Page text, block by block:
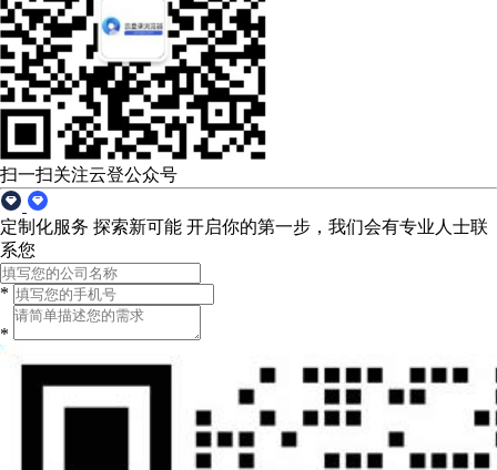
扫一扫关注云登公众号
定制化服务 探索新可能 开启你的第一步，我们会有专业人士联
系您
*
*